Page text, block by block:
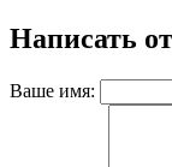
Написать
Ваше имя: